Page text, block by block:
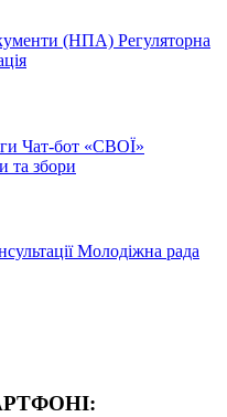
(НПА) Регуляторна
Чат-бот «СВОЇ»
та збори
Молодіжна рада